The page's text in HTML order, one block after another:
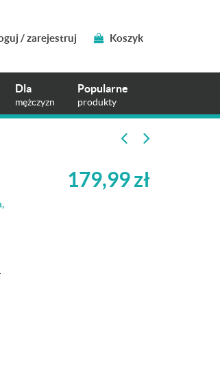
/ zarejestruj Koszyk
Dla
mężczyzn
Popularne
produkty
179,99zł